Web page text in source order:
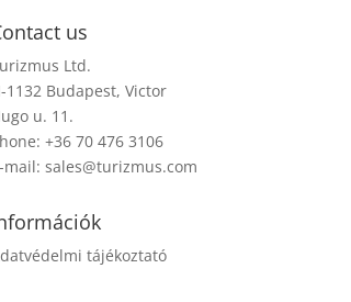
us
Ltd.
1132 Budapest, Victor
u. 11.
+36 70 476 3106
mail:sales@turizmus.com
tájékoztató